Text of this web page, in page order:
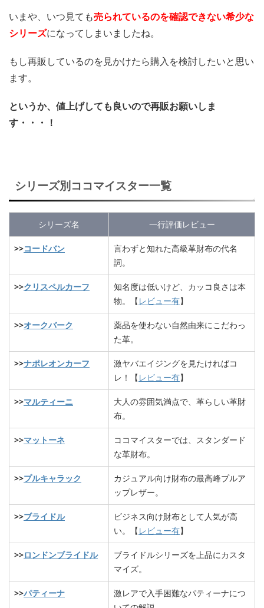
いまや、いつ見ても売られているのを確認できない希少な
シリーズになってしまいましたね。
もし再販しているのを見かけたら購入を検討したいと思い
ます。
というか、値上げしても良いので再販お願いしま
す・・・！
シリーズ別ココマイスター一覧
シリーズ名 一行評価レビュー
>>コードバン
言わずと知れた高級革財布の代名
詞。
>>クリスペルカーフ
知名度は低いけど、カッコ良さは本
物。【 レビュー有】
>>オークバーク
薬品を使わない自然由来にこだわっ
た革。
>>ナポレオンカーフ
激ヤバエイジングを見たければコ
レ！【 レビュー有】
>>マルティーニ
大人の雰囲気満点で、革らしい革財
布。
>>マットーネ
ココマイスターでは、スタンダード
な革財布。
>>プルキャラック
カジュアル向け財布の最高峰プルア
ップレザー。
>>ブライドル
ビジネス向け財布として人気が高
い。【 レビュー有】
>>ロンドンブライドル
ブライドルシリーズを上品にカスタ
マイズ。
>>パティーナ
激レアで入手困難なパティーナにつ